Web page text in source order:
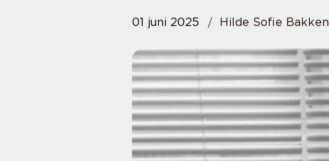
01 juni 2025 Hilde Sofie Bakken